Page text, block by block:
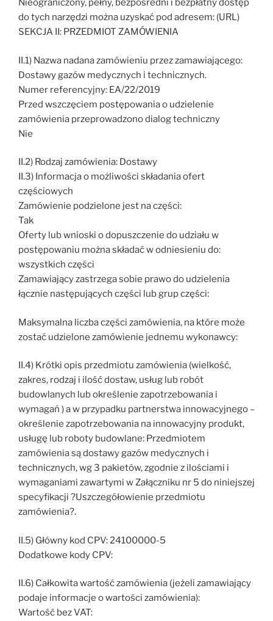
Nieograniczony, pełny, bezpośredni i bezpłatny dostęp
do tych narzędzi można uzyskać pod adresem: (URL)
SEKCJA II: PRZEDMIOT ZAMÓWIENIA
II.1) Nazwa nadana zamówieniu przez zamawiającego:
Dostawy gazów medycznych i technicznych.
Numer referencyjny: EA/22/2019
Przed wszczęciem postępowania o udzielenie
zamówienia przeprowadzono dialog techniczny
Nie
II.2) Rodzaj zamówienia: Dostawy
II.3) Informacja o możliwości składania ofert
częściowych
Zamówienie podzielone jest na części:
Tak
Oferty lub wnioski o dopuszczenie do udziału w
postępowaniu można składać w odniesieniu do:
wszystkich części
Zamawiający zastrzega sobie prawo do udzielenia
łącznie następujących części lub grup części:
Maksymalna liczba części zamówienia, na które może
zostać udzielone zamówienie jednemu wykonawcy:
II.4) Krótki opis przedmiotu zamówienia (wielkość,
zakres, rodzaj i ilość dostaw, usług lub robót
budowlanych lub określenie zapotrzebowania i
wymagań ) a w przypadku partnerstwa innowacyjnego –
określenie zapotrzebowania na innowacyjny produkt,
usługę lub roboty budowlane: Przedmiotem
zamówienia są dostawy gazów medycznych i
technicznych, wg 3 pakietów, zgodnie z ilościami i
wymaganiami zawartymi w Załączniku nr 5 do niniejszej
specyfikacji ?Uszczegółowienie przedmiotu
zamówienia?.
II.5) Główny kod CPV: 24100000-5
Dodatkowe kody CPV:
II.6) Całkowita wartość zamówienia (jeżeli zamawiający
podaje informacje o wartości zamówienia):
Wartość bez VAT: